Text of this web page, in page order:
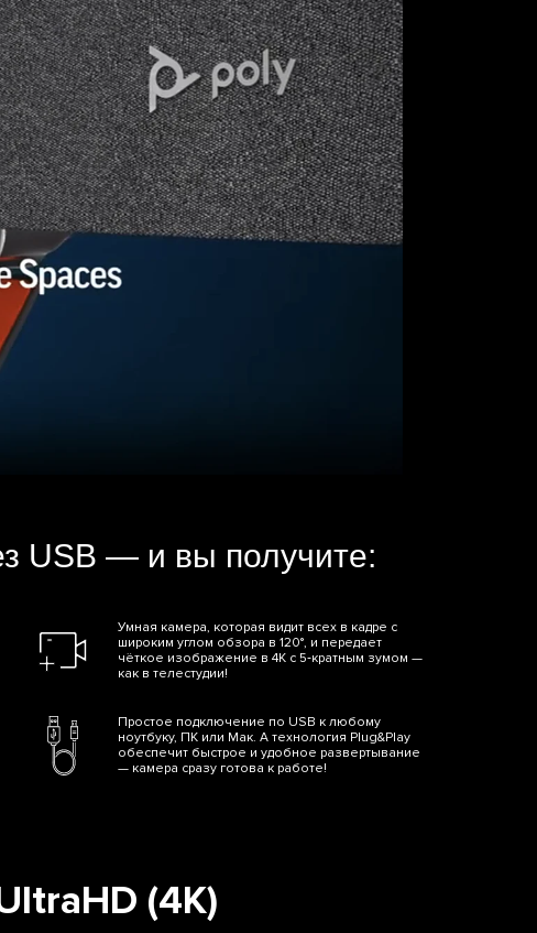
USB — и вы получите:
Умная камера, которая видит всех в кадре с
широким углом обзора в 120°, и передает
чёткое изображение в 4K с 5‑кратным зумом —
как в телестудии!
Простое подключение по USB к любому
ноутбуку, ПК или Мак. А технология Plug&Play
обеспечит быстрое и удобное развертывание
— камера сразу готова к работе!
(4K)